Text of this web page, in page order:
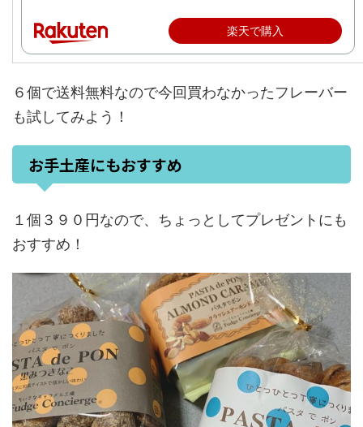
楽天で購入
６個で送料無料なので今回買わなかったフレーバー
も試してみよう！
お手土産にもおすすめ
１個３９０円なので、ちょっとしてプレゼントにも
おすすめ！